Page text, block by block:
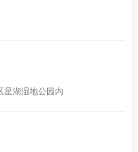
星湖湿地公园内